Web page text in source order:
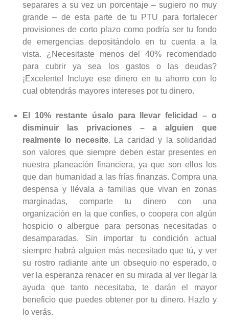
separares a su vez un porcentaje – sugiero no muy
grande – de esta parte de tu PTU para fortalecer
provisiones de corto plazo como podría ser tu fondo
de emergencias depositándolo en tu cuenta a la
vista. ¿Necesitaste menos del 40% recomendado
para cubrir ya sea los gastos o las deudas?
¡Excelente! Incluye ese dinero en tu ahorro con lo
cual obtendrás mayores intereses por tu dinero.
El 10% restante úsalo para llevar felicidad – o
disminuir las privaciones – a alguien que
realmente lo necesite. La caridad y la solidaridad
son valores que siempre deben estar presentes en
nuestra planeación financiera, ya que son ellos los
que dan humanidad a las frías finanzas. Compra una
despensa y llévala a familias que vivan en zonas
marginadas, comparte tu dinero con una
organización en la que confíes, o coopera con algún
hospicio o albergue para personas necesitadas o
desamparadas. Sin importar tu condición actual
siempre habrá alguien más necesitado que tú, y ver
su rostro radiante ante un obsequio no esperado, o
ver la esperanza renacer en su mirada al ver llegar la
ayuda que tanto necesitaba, te darán el mayor
beneficio que puedes obtener por tu dinero. Hazlo y
lo verás.